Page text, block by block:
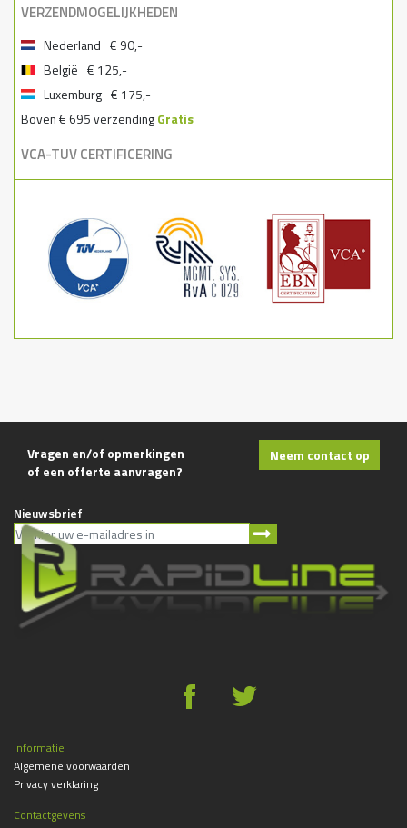
VERZENDMOGELIJKHEDEN
Nederland € 90,-
België € 125,-
Luxemburg € 175,-
Boven € 695 verzendingGratis
VCA-TUV CERTIFICERING
Vragen en/of opmerkingen
of een offerte aanvragen?
Neem contact op
Nieuwsbrief
g *
Informatie
Algemene voorwaarden
Privacy verklaring
Contactgevens